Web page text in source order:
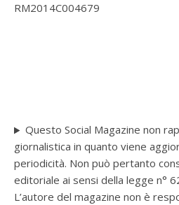
RM2014C004679
Questo Social Magazine non
giornalistica in quanto viene
periodicità. Non può pertanto
editoriale ai sensi della legge n°
L’autore del magazine non è